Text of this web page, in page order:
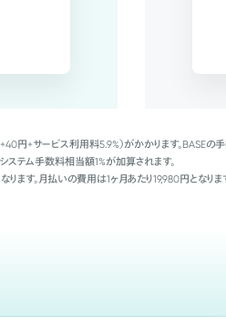
円+サービス利用料5.9%）がかかります。BASEの
テム手数料相当額1%が加算されます。
ます。月払いの費用は1ヶ月あたり19,980円となりま